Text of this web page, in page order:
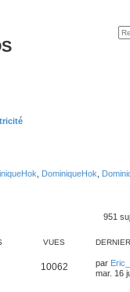
DominiqueHok
951
VUES
10062 par
mar. 16